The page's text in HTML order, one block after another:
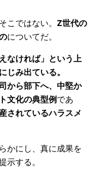
こではない。Z世代の
についてだ。
なければ」という上
じみ出ている。
司から部下へ、中堅か
文化の典型例であ
されているハラスメ
かにし、真に成果を
示する。